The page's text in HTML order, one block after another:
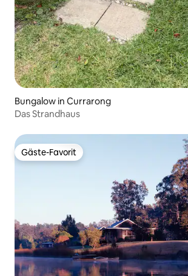
Bungalow in Currarong
Das Strandhaus
Gäste-Favorit
Gäste-Favorit